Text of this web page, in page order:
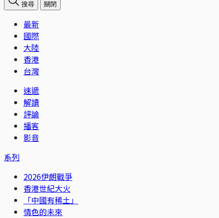
搜尋 關閉
最新
國際
大陸
香港
台灣
速遞
解讀
評論
播客
影音
系列
2026伊朗戰爭
香港世紀大火
「中國有稀土」
情色的未來